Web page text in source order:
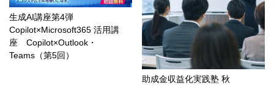
生成AI講座第4弾
Copilot×Microsoft365 活用講
座 Copilot×Outlook・
Teams（第5回）
助成金収益化実践塾 秋